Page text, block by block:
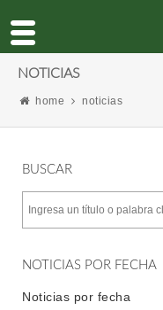
NOTICIAS
home noticias
BUSCAR
NOTICIAS POR FECHA
Noticias por fecha